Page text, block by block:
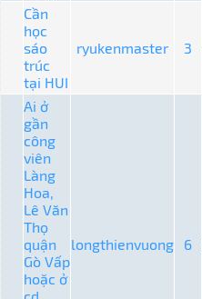
Cần
học
sáo
trúc
tại HUI
ryukenmaster 3
Ai ở
gần
công
viên
Làng
Hoa,
Lê Văn
Thọ
quận
Gò Vấp
hoặc ở
longthienvuong 6